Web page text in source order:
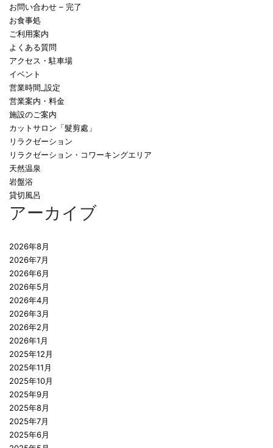
お問い合わせ – 完了
お食事処
ご利用案内
よくある質問
アクセス・駐車場
イベント
営業時間_設定
営業案内・料金
施設のご案内
カットサロン「髮剪處」
リラクゼーション
リラクゼーション・コワーキングエリア
天然温泉
岩盤浴
貸切風呂
アーカイブ
2026年8月
2026年7月
2026年6月
2026年5月
2026年4月
2026年3月
2026年2月
2026年1月
2025年12月
2025年11月
2025年10月
2025年9月
2025年8月
2025年7月
2025年6月